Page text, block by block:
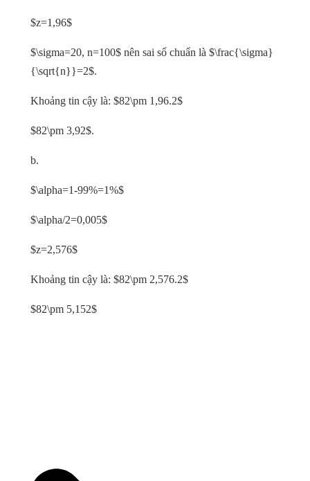
$z=1,96$
$\sigma=20, n=100$ nên sai số chuẩn là $\frac{\sigma}
{\sqrt{n}}=2$.
Khoảng tin cậy là: $82\pm 1,96.2$
$82\pm 3,92$.
b.
$\alpha=1-99%=1%$
$\alpha/2=0,005$
$z=2,576$
Khoảng tin cậy là: $82\pm 2,576.2$
$82\pm 5,152$